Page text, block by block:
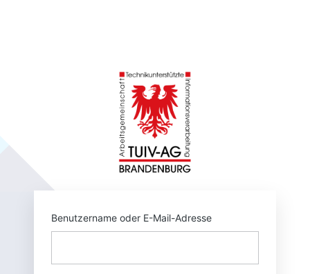
Benutzername oder E-Mail-Adresse